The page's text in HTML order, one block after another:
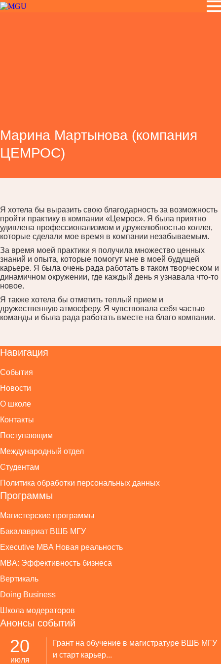
Марина Мартынова (компания
ЦЕМРОС)
Я хотела бы выразить свою благодарность за возможность
пройти практику в компании «Цемрос». Я была приятно
удивлена профессионализмом и дружелюбностью коллег,
которые сделали мое время в компании незабываемым.
За время моей практики я получила множество ценных
знаний и опыта, которые помогут мне в моей будущей
карьере. Я была очень рада работать в таком творческом и
динамичном окружении, где каждый день я узнавала что-то
новое.
Я также хотела бы отметить теплый прием и
дружественную атмосферу. Я чувствовала себя частью
команды и была рада работать вместе на благо компании.
Навигация
События
Новости
О школе
Контакты
Поступающим
Международный отдел
Студентам
Политика обработки персональных данных
Программы
Магистерские программы
Бакалавриат ВШБ МГУ
Executive MBA Новая реальность
MBA: Эффективность бизнеса
Вертикаль
Doing Business
Школа модераторов
Анонсы событий
20
июля
Грант на обучение в магистратуре ВШБ МГУ
и старт карьер...